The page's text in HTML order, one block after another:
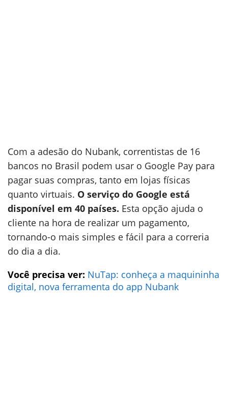
Com a adesão do Nubank, correntistas de 16
bancos no Brasil podem usar o Google Pay para
pagar suas compras, tanto em lojas físicas
quanto virtuais. O serviço do Google está
disponível em 40 países. Esta opção ajuda o
cliente na hora de realizar um pagamento,
tornando-o mais simples e fácil para a correria
do dia a dia.
Você precisa ver: NuTap: conheça a maquininha
digital, nova ferramenta do app Nubank